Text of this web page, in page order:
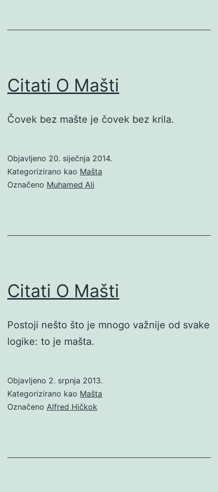
Citati O Mašti
Čovek bez mašte je čovek bez krila.
Objavljeno 20. siječnja 2014.
Kategorizirano kao Mašta
Označeno Muhamed Ali
Citati O Mašti
Postoji nešto što je mnogo važnije od svake
logike: to je mašta.
Objavljeno 2. srpnja 2013.
Kategorizirano kao Mašta
Označeno Alfred Hičkok